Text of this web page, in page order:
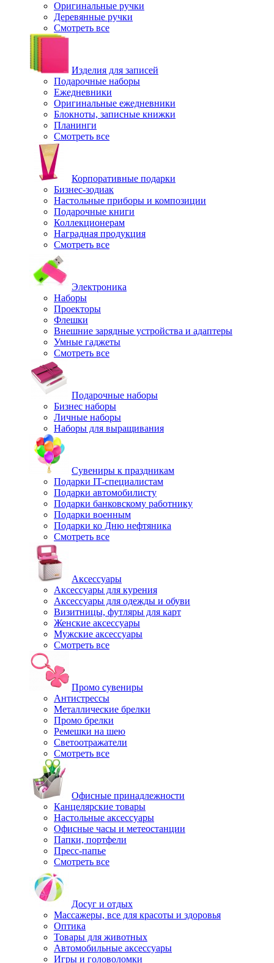
Оригинальные ручки
Деревянные ручки
Смотреть все
Изделия для записей
Подарочные наборы
Ежедневники
Оригинальные ежедневники
Блокноты, записные книжки
Планинги
Смотреть все
Корпоративные подарки
Бизнес-зодиак
Настольные приборы и композиции
Подарочные книги
Коллекционерам
Наградная продукция
Смотреть все
Электроника
Наборы
Проекторы
Флешки
Внешние зарядные устройства и адаптеры
Умные гаджеты
Смотреть все
Подарочные наборы
Бизнес наборы
Личные наборы
Наборы для выращивания
Сувениры к праздникам
Подарки IT-специалистам
Подарки автомобилисту
Подарки банковскому работнику
Подарки военным
Подарки ко Дню нефтяника
Смотреть все
Аксессуары
Аксессуары для курения
Аксессуары для одежды и обуви
Визитницы, футляры для карт
Женские аксессуары
Мужские аксессуары
Смотреть все
Промо сувениры
Антистрессы
Металлические брелки
Промо брелки
Ремешки на шею
Светоотражатели
Смотреть все
Офисные принадлежности
Канцелярские товары
Настольные аксессуары
Офисные часы и метеостанции
Папки, портфели
Пресс-папье
Смотреть все
Досуг и отдых
Массажеры, все для красоты и здоровья
Оптика
Товары для животных
Автомобильные аксессуары
Игры и головоломки